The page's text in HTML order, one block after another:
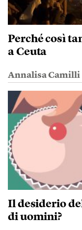
Perché così
a Ceuta
Annalisa Camilli
Il desiderio
di uomini?